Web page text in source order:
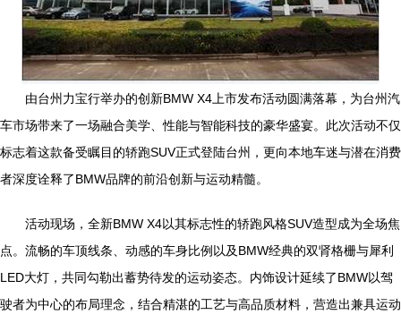
由台州力宝行举办的创新BMW X4上市发布活动圆满落幕，为台州汽
车市场带来了一场融合美学、性能与智能科技的豪华盛宴。此次活动不仅
标志着这款备受瞩目的轿跑SUV正式登陆台州，更向本地车迷与潜在消费
者深度诠释了BMW品牌的前沿创新与运动精髓。
活动现场，全新BMW X4以其标志性的轿跑风格SUV造型成为全场焦
点。流畅的车顶线条、动感的车身比例以及BMW经典的双肾格栅与犀利
LED大灯，共同勾勒出蓄势待发的运动姿态。内饰设计延续了BMW以驾
驶者为中心的布局理念，结合精湛的工艺与高品质材料，营造出兼具运动